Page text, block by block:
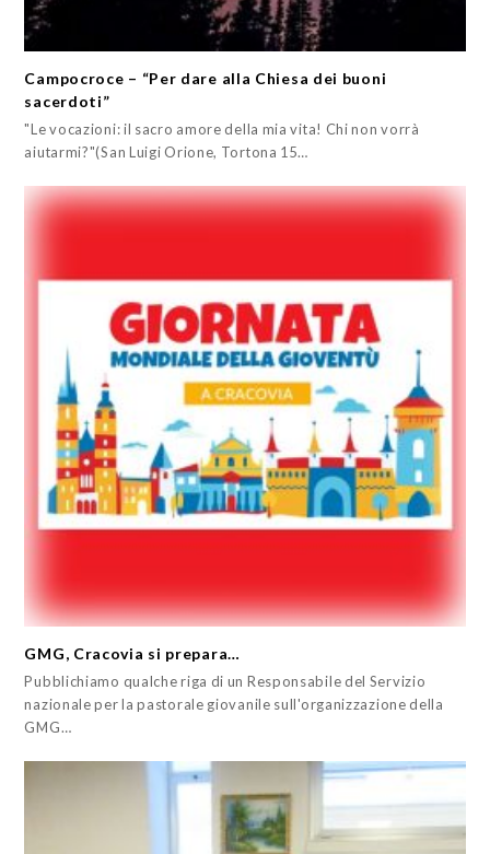
Campocroce – “Per dare alla Chiesa dei buoni
sacerdoti”
"Le vocazioni: il sacro amore della mia vita! Chi non vorrà
aiutarmi?"(San Luigi Orione, Tortona 15…
GMG, Cracovia si prepara…
Pubblichiamo qualche riga di un Responsabile del Servizio
nazionale per la pastorale giovanile sull'organizzazione della
GMG…